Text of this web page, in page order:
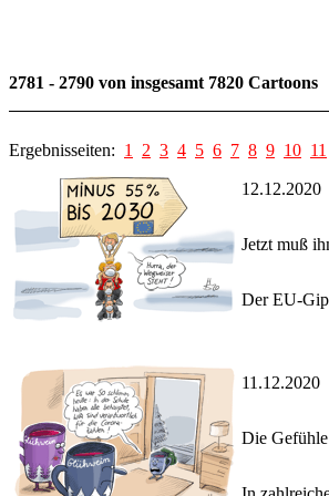
2781 - 2790 von insgesamt 7820 Cartoons
Ergebnisseiten: 1 2 3 4 5 6 7 8 9 10 11
12.12.2020
Jetzt muß
Der EU-
11.12.2020
Die